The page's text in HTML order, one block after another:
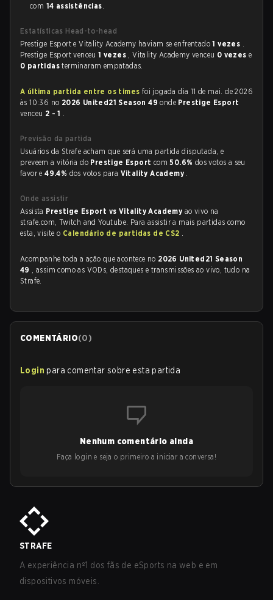
com 14 assistências.
Estatísticas Head-to-head
Prestige Esport e Vitality Academy haviam se enfrentado1 vezes .
Prestige Esport venceu1 vezes , Vitality Academy venceu 0 vezese
0 partidasterminaram empatadas.
A última partida entre os times foi jogada dia 11 de mai. de 2026
às 10:36 no 2026 United21 Season 49onde Prestige Esport
venceu 2 - 1 .
Previsão da partida
Usuários da Strafe acham que será uma partida disputada, e
preveem a vitória do Prestige Esport com50.6% dos votos a seu
favor e49.4% dos votos para Vitality Academy .
Onde assistir
Assista Prestige Esport vs Vitality Academy ao vivo na
strafe.com, Twitch and Youtube. Para assistir a mais partidas como
esta, visite o Calendário de partidas de CS2 .
Acompanhe toda a ação que acontece no 2026 United21 Season
49 , assim como as VODs, destaques e transmissões ao vivo, tudo na
Strafe.
COMENTÁRIO(0)
Login para comentar sobre esta partida
Nenhum comentário ainda
Faça login e seja o primeiro a iniciar a conversa!
STRAFE
A experiência nº1 dos fãs de eSports na web e em
dispositivos móveis.